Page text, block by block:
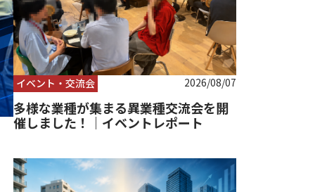
イベント・交流会 2026/08/07
多様な業種が集まる異業種交流会を開
催しました！｜イベントレポート